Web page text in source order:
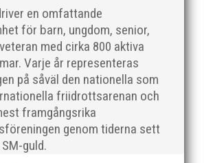
en omfattande
för barn, ungdom, senior,
med cirka 800 aktiva
Varje år representeras
på såväl den nationella som
friidrottsarenan och
framgångsrika
genom tiderna sett
guld.
90-talet, då jag själv var aktiv, var
handlingskraftig ledare som alltid var
med en mängd olika projekt. Med
nära vän, Bengt Bendéus,...